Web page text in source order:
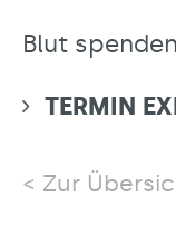
Blut
TERMIN
Zur